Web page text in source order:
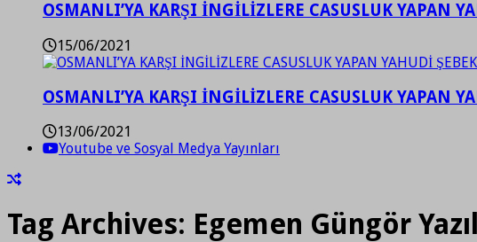
OSMANLI’YA KARŞI İNGİLİZLERE CASUSLUK YAPAN
15/06/2021
OSMANLI’YA KARŞI İNGİLİZLERE CASUSLUK YAPAN
13/06/2021
Youtube ve Sosyal Medya Yayınları
Tag Archives: Egemen Güngör